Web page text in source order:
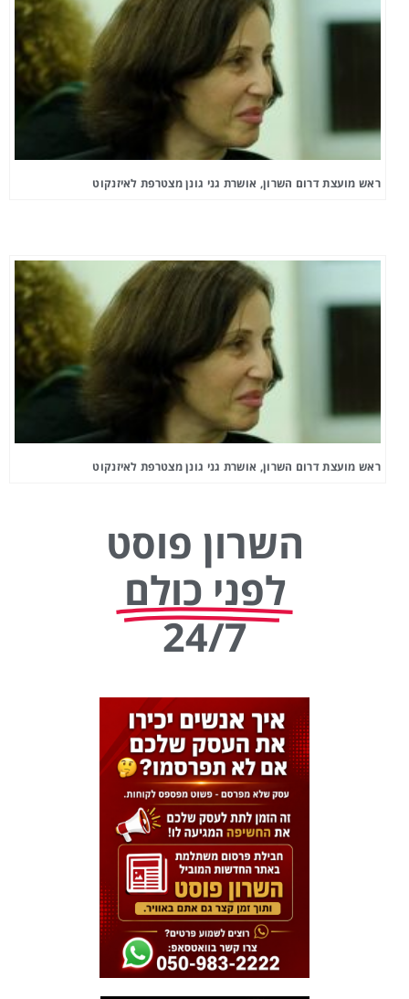
ראש מועצת דרום השרון, אושרת גני גונן מצטרפת לאיזנקוט
ראש מועצת דרום השרון, אושרת גני גונן מצטרפת לאיזנקוט
השרון פוסט
לפני כולם
24/7